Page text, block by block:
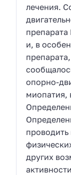
лечения.
препарата
и, в
опорно-
миопатия,
других